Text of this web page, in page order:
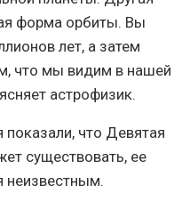
форма орбиты. Вы
лет, а затем
что мы видим в нашей
астрофизик.
что Девятая
существовать, ее
неизвестным.